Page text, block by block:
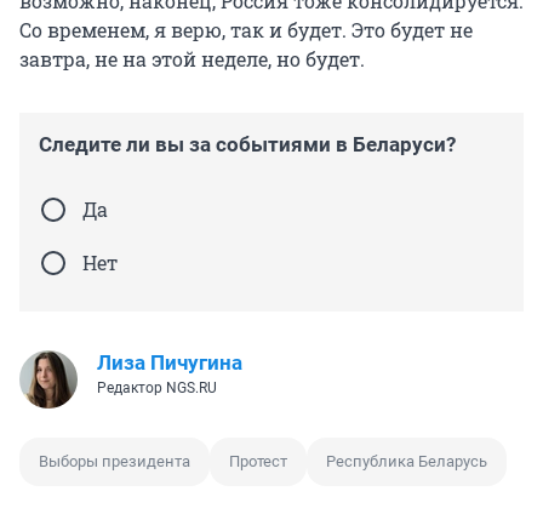
Со временем, я верю, так и будет. Это будет не
завтра, не на этой неделе, но будет.
Следите ли вы за событиями в Беларуси?
Да
Нет
Лиза Пичугина
Редактор NGS.RU
Выборы президента Протест Республика Беларусь